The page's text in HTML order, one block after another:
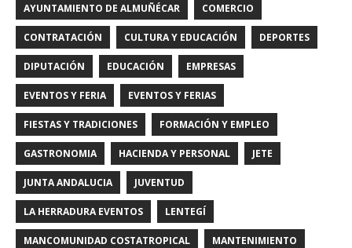
AYUNTAMIENTO DE ALMUÑÉCAR COMERCIO
CONTRATACIÓN CULTURA Y EDUCACIÓN DEPORTES
DIPUTACIÓN EDUCACIÓN EMPRESAS
EVENTOS Y FERIA EVENTOS Y FERIAS
FIESTAS Y TRADICIONES FORMACIÓN Y EMPLEO
GASTRONOMIA HACIENDA Y PERSONAL JETE
JUNTA ANDALUCIA JUVENTUD
LA HERRADURA EVENTOS LENTEGÍ
MANCOMUNIDAD COSTATROPICAL MANTENIMIENTO